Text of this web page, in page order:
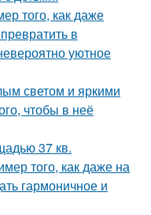
того, как даже
в
уютное
светом и яркими
чтобы в неё
37 кв.
того, как даже на
гармоничное и